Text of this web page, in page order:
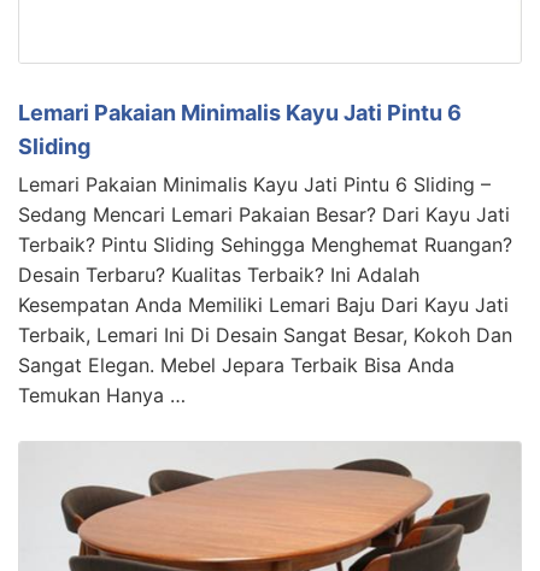
Lemari Pakaian Minimalis Kayu Jati Pintu 6
Sliding
Lemari Pakaian Minimalis Kayu Jati Pintu 6 Sliding –
Sedang Mencari Lemari Pakaian Besar? Dari Kayu Jati
Terbaik? Pintu Sliding Sehingga Menghemat Ruangan?
Desain Terbaru? Kualitas Terbaik? Ini Adalah
Kesempatan Anda Memiliki Lemari Baju Dari Kayu Jati
Terbaik, Lemari Ini Di Desain Sangat Besar, Kokoh Dan
Sangat Elegan. Mebel Jepara Terbaik Bisa Anda
Temukan Hanya …